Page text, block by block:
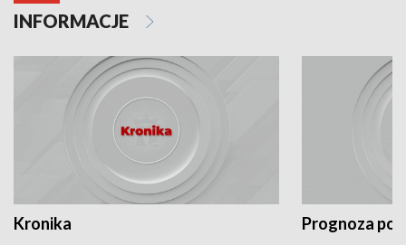
INFORMACJE
Kronika Prognoza